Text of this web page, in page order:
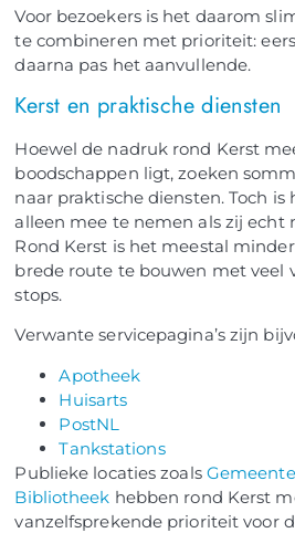
Voor bezoekers is het daarom
te combineren met prioriteit:
daarna pas het aanvullende.
Kerst en praktische diensten
Hoewel de nadruk rond Kerst
boodschappen ligt, zoeken
naar praktische diensten. Toch
alleen mee te nemen als zij echt
Rond Kerst is het meestal
brede route te bouwen met veel
stops.
Verwante servicepagina’s zijn
Apotheek
Huisarts
PostNL
Tankstations
Publieke locaties zoals Gemeente
Bibliotheek hebben rond Kerst
vanzelfsprekende prioriteit voor